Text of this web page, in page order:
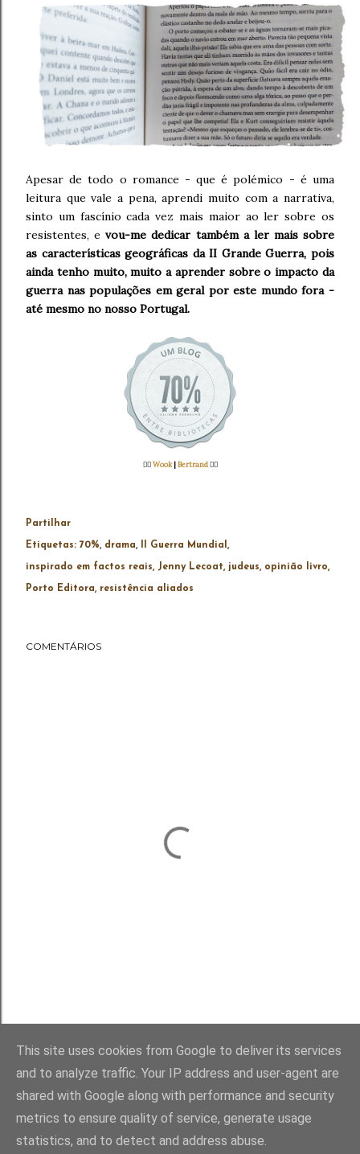
Apesar de todo o romance - que é polémico - é uma
leitura que vale a pena, aprendi muito com a narrativa,
sinto um fascínio cada vez mais maior ao ler sobre os
resistentes, evou-me dedicar também a ler mais sobre
as características geográficas da II Grande Guerra, pois
ainda tenho muito, muito a aprender sobre o impacto da
guerra nas populações em geral por este mundo fora -
até mesmo no nosso Portugal.
👉🏻Wook| Bertrand👈🏻
Partilhar
Etiquetas: 70% drama II Guerra Mundial
inspirado em factos reais Jenny Lecoat judeus opinião livro
Porto Editora resistência aliados
COMENTÁRIOS
Com tecnologia do Blogger
Direitos Reservados. Um Blog entre Bibliotecas - Liliana Carvalho
This site uses cookies from Google to deliver its services
and to analyze traffic. Your IP address and user-agent are
shared with Google along with performance and security
metrics to ensure quality of service, generate usage
statistics, and to detect and address abuse.